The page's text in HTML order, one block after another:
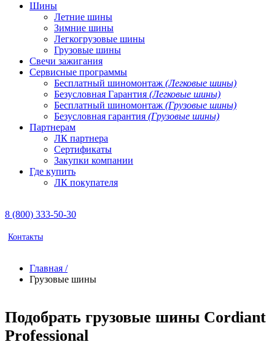
Шины
Летние шины
Зимние шины
Легкогрузовые шины
Грузовые шины
Свечи зажигания
Сервисные программы
Бесплатный шиномонтаж (Легковые шины)
Безусловная Гарантия (Легковые шины)
Бесплатный шиномонтаж (Грузовые шины)
Безусловная гарантия (Грузовые шины)
Партнерам
ЛК партнера
Сертификаты
Закупки компании
Где купить
ЛК покупателя
8 (800) 333-50-30
Контакты
Главная /
Грузовые шины
Подобрать грузовые шины Cordiant
Professional